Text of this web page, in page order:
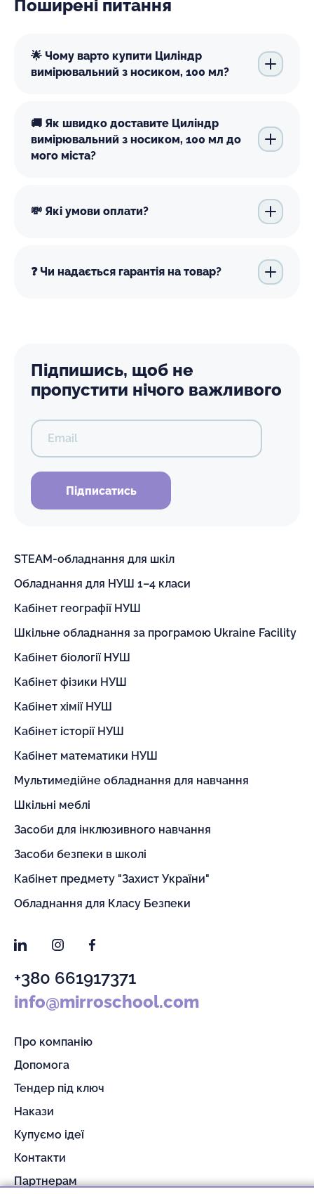
Поширені питання
🌟 Чому варто купити Циліндр
вимірювальний з носиком, 100 мл?
🚚 Як швидко доставите Циліндр
вимірювальний з носиком, 100 мл до
мого міста?
💸 Які умови оплати?
❓ Чи надається гарантія на товар?
Підпишись, щоб не
пропустити нічого важливого
Email
Підписатись
STEAM-обладнання для шкіл
Обладнання для НУШ 1–4 класи
Кабінет географії НУШ
Шкільне обладнання за програмою Ukraine Facility
Кабінет біології НУШ
Кабінет фізики НУШ
Кабінет хімії НУШ
Кабінет історії НУШ
Кабінет математики НУШ
Мультимедійне обладнання для навчання
Шкільні меблі
Засоби для інклюзивного навчання
Засоби безпеки в школі
Кабінет предмету "Захист України"
Обладнання для Класу Безпеки
LinkedInInstagramFacebook
+380 661917371
info@mirroschool.com
Про компанію
Допомога
Тендер під ключ
Накази
Купуємо ідеї
Контакти
Партнерам